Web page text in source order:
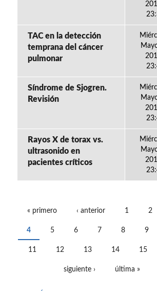
TAC en la detección
temprana del cáncer
pulmonar
Síndrome de Sjogren.
Revisión
Rayos X de torax vs.
ultrasonido en
pacientes críticos
« primero ‹ anterior 1 2
4 5 6 7 8 9
11 12 13 14 15
siguiente › última »